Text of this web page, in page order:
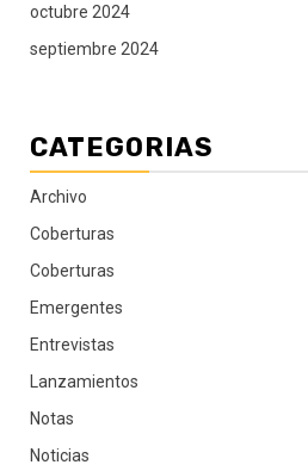
octubre 2024
septiembre 2024
CATEGORIAS
Archivo
Coberturas
Coberturas
Emergentes
Entrevistas
Lanzamientos
Notas
Noticias